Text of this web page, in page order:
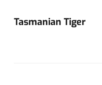
Tasmanian Tiger